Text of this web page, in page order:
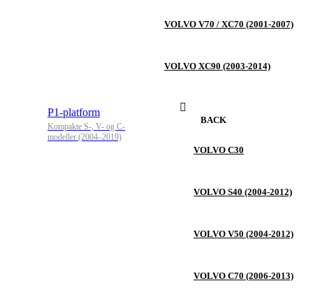
VOLVO V70 / XC70 (2001-2007)
VOLVO XC90 (2003-2014)
P1-platform
Kompakte S-, V- og C-
modeller (2004–2019)
BACK
VOLVO C30
VOLVO S40 (2004-2012)
VOLVO V50 (2004-2012)
VOLVO C70 (2006-2013)